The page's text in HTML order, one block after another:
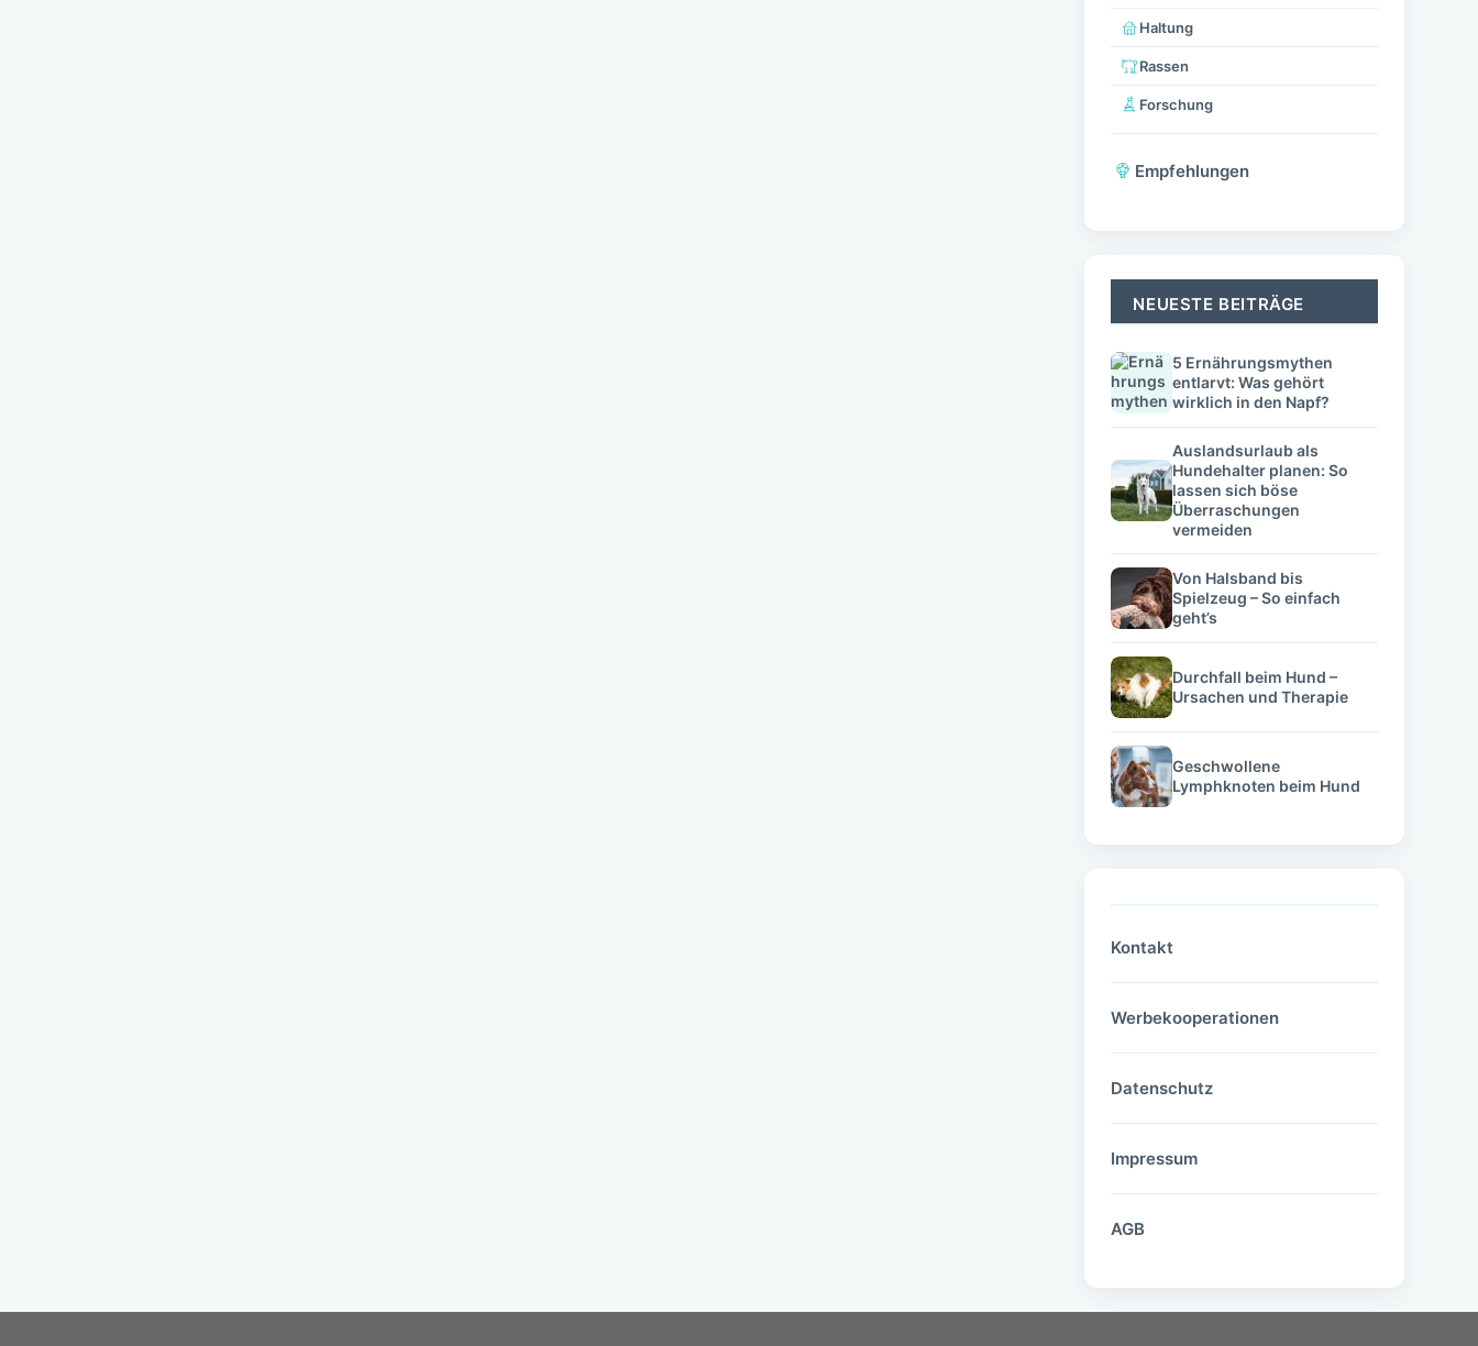
Haltung
Rassen
Forschung
Empfehlungen
NEUESTE BEITRÄGE
5 Ernährungsmythen
entlarvt: Was gehört
wirklich in den Napf?
Auslandsurlaub als
Hundehalter planen: So
lassen sich böse
Überraschungen
vermeiden
Von Halsband bis
Spielzeug – So einfach
geht’s
Durchfall beim Hund –
Ursachen und Therapie
Geschwollene
Lymphknoten beim Hund
Kontakt
Werbekooperationen
Datenschutz
Impressum
AGB